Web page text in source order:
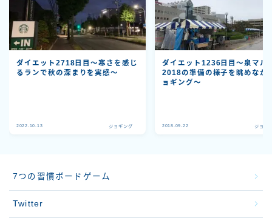
ダイエット2718日目～寒さを感じ
るランで秋の深まりを実感～
2022.10.13 ジョギング
ダイエット1236日目～泉マル
2018の準備の様子を眺めなが
ョギング～
2018.09.22 ジョギ
7つの習慣ボードゲーム
Twitter